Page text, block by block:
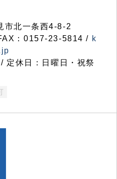
北一条西4-8-2
：0157-23-5814 / k
定休日：日曜日・祝祭